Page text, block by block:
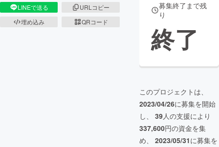
LINEで送る
URLコピー
埋め込み
QRコード
募集終了まで残
り
終了
このプロジェクトは、
2023/04/26に募集を開始
し、 39人の支援により
337,600円の資金を集
め、 2023/05/31に募集を